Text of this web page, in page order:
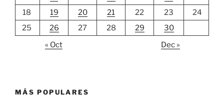
18
19 20 21 22 23
24
25
26 27 28 29
30
« Oct
Dec »
MÁS POPULARES